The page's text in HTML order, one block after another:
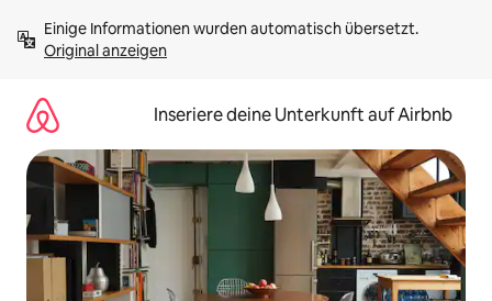
Inhalten
springenOriginal anzeigen
Inseriere deine Unterkunft auf Airbnb